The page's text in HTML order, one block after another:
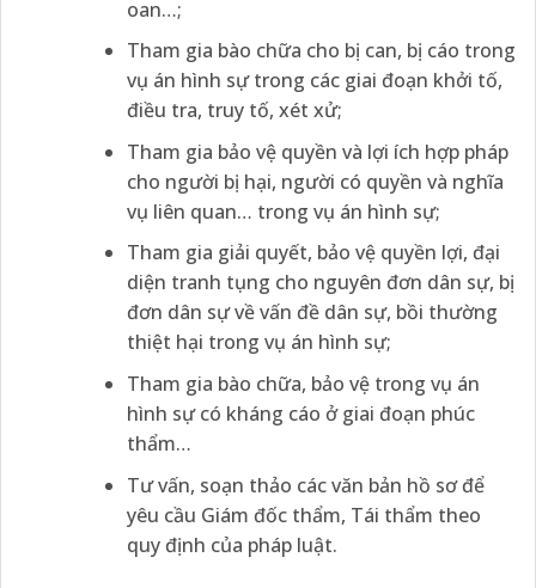
oan…;
Tham gia bào chữa cho bị can, bị cáo trong
vụ án hình sự trong các giai đoạn khởi tố,
điều tra, truy tố, xét xử;
Tham gia bảo vệ quyền và lợi ích hợp pháp
cho người bị hại, người có quyền và nghĩa
vụ liên quan… trong vụ án hình sự;
Tham gia giải quyết, bảo vệ quyền lợi, đại
diện tranh tụng cho nguyên đơn dân sự, bị
đơn dân sự về vấn đề dân sự, bồi thường
thiệt hại trong vụ án hình sự;
Tham gia bào chữa, bảo vệ trong vụ án
hình sự có kháng cáo ở giai đoạn phúc
thẩm…
Tư vấn, soạn thảo các văn bản hồ sơ để
yêu cầu Giám đốc thẩm, Tái thẩm theo
quy định của pháp luật.